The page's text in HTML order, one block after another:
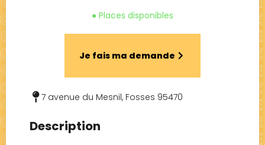
● Places disponibles
Je fais ma demande
7 avenue du Mesnil, Fosses 95470
Description